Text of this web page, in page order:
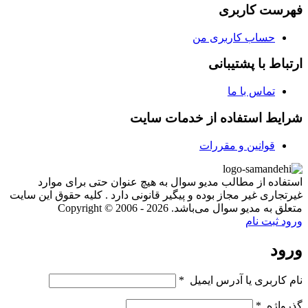
فهرست کاربری
حساب کاربری من
ارتباط با پشتیبانی
تماس با ما
شرایط استفاده از خدمات سایت
قوانین و مقررات
استفاده از مطالب مدیو سوال به هیچ عنوان حتی برای موارد
غیرتجاری غیر مجاز بوده و پیگیر قانونی دارد . کلیه حقوق این سایت
متعلق به مدیو سوال می‌باشد. Copyright © 2006 - 2026
ورود ثبت نام
ورود
نام کاربری یا آدرس ایمیل *